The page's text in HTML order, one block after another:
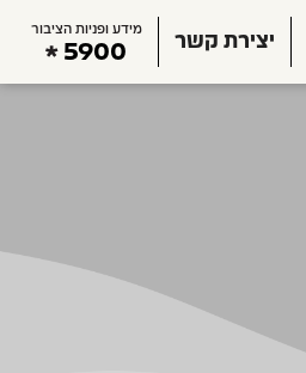
יצירת קשר
מידע ופניות הציבור
5900